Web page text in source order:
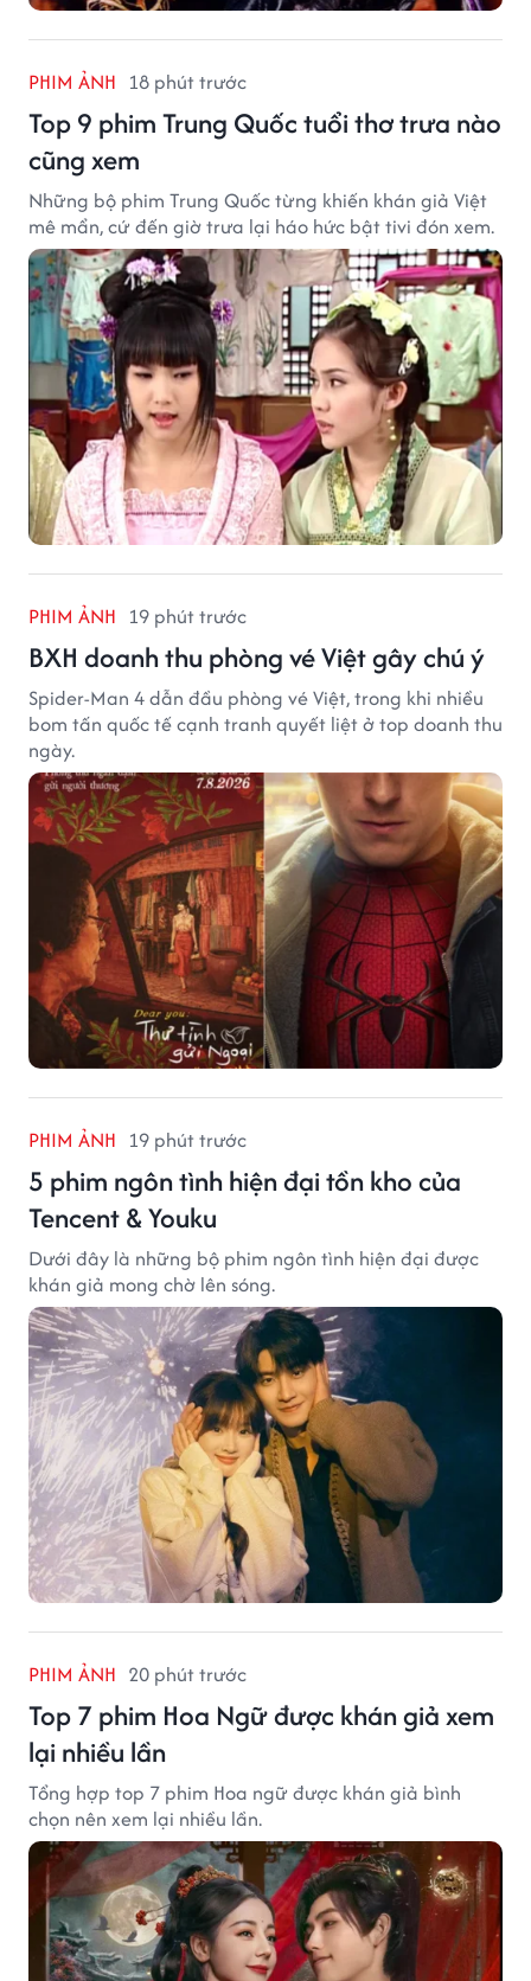
PHIM ẢNH 18 phút trước
Top 9 phim Trung Quốc tuổi thơ trưa nào
cũng xem
Những bộ phim Trung Quốc từng khiến khán giả Việt
mê mẩn, cứ đến giờ trưa lại háo hức bật tivi đón xem.
PHIM ẢNH 19 phút trước
BXH doanh thu phòng vé Việt gây chú ý
Spider-Man 4 dẫn đầu phòng vé Việt, trong khi nhiều
bom tấn quốc tế cạnh tranh quyết liệt ở top doanh thu
ngày.
PHIM ẢNH 19 phút trước
5 phim ngôn tình hiện đại tồn kho của
Tencent & Youku
Dưới đây là những bộ phim ngôn tình hiện đại được
khán giả mong chờ lên sóng.
PHIM ẢNH 20 phút trước
Top 7 phim Hoa Ngữ được khán giả xem
lại nhiều lần
Tổng hợp top 7 phim Hoa ngữ được khán giả bình
chọn nên xem lại nhiều lần.